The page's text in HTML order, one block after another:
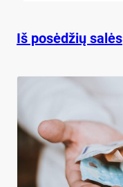
Iš posėdžių salės